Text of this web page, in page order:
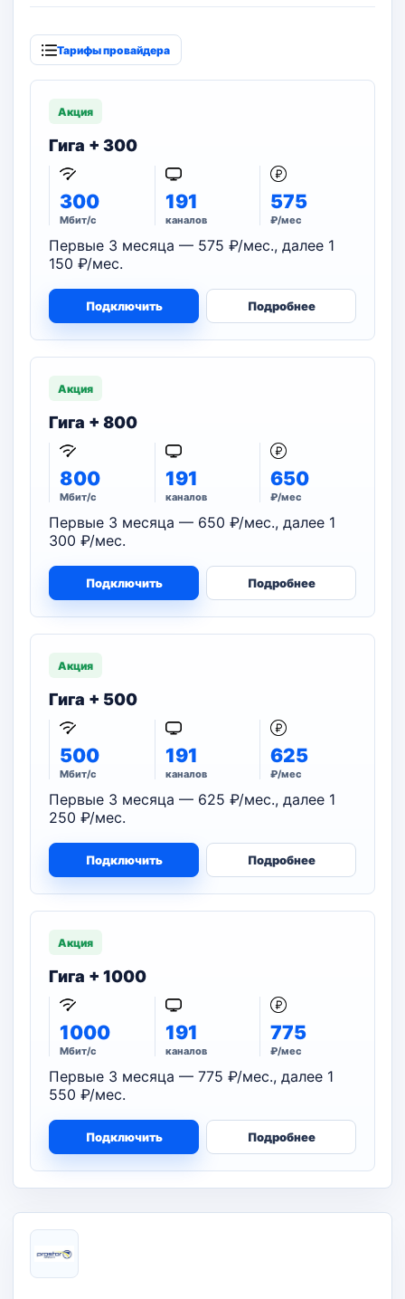
Тарифы провайдера
Акция
Гига + 300
300
Мбит/с
191
каналов
575
₽/мес
Первые 3 месяца — 575 ₽/мес., далее 1
150 ₽/мес.
Подключить Подробнее
Акция
Гига + 800
800
Мбит/с
191
каналов
650
₽/мес
Первые 3 месяца — 650 ₽/мес., далее 1
300 ₽/мес.
Подключить Подробнее
Акция
Гига + 500
500
Мбит/с
191
каналов
625
₽/мес
Первые 3 месяца — 625 ₽/мес., далее 1
250 ₽/мес.
Подключить Подробнее
Акция
Гига + 1000
1000
Мбит/с
191
каналов
775
₽/мес
Первые 3 месяца — 775 ₽/мес., далее 1
550 ₽/мес.
Подключить Подробнее